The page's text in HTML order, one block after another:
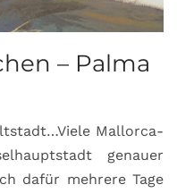
– Palma
Mallorca-
genauer
dafür mehrere Tage